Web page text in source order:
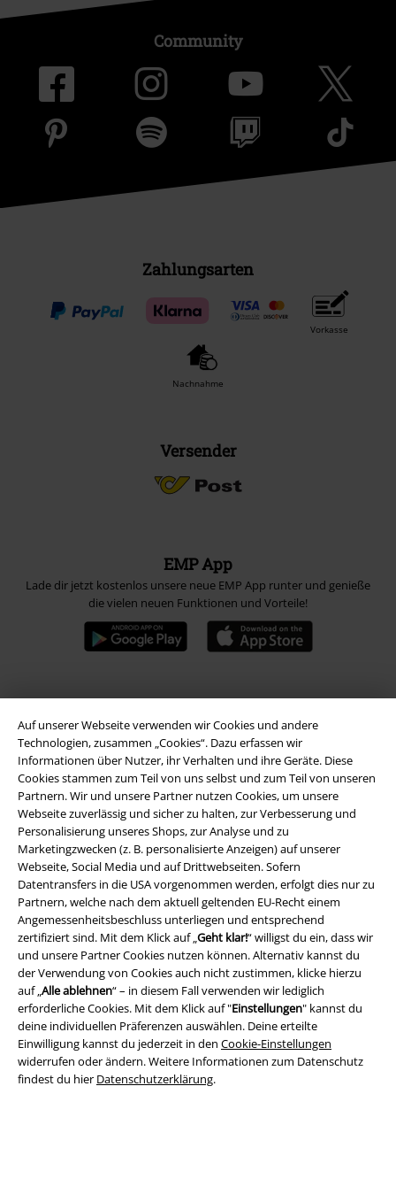
Auf unserer Webseite verwenden wir Cookies und andere
Technologien, zusammen „Cookies“. Dazu erfassen wir
Informationen über Nutzer, ihr Verhalten und ihre Geräte. Diese
Cookies stammen zum Teil von uns selbst und zum Teil von unseren
Partnern. Wir und unsere Partner nutzen Cookies, um unsere
Webseite zuverlässig und sicher zu halten, zur Verbesserung und
Personalisierung unseres Shops, zur Analyse und zu
Marketingzwecken (z. B. personalisierte Anzeigen) auf unserer
Webseite, Social Media und auf Drittwebseiten. Sofern
Datentransfers in die USA vorgenommen werden, erfolgt dies nur zu
Partnern, welche nach dem aktuell geltenden EU-Recht einem
Angemessenheitsbeschluss unterliegen und entsprechend
zertifiziert sind. Mit dem Klick auf „Geht klar!“ willigst du ein, dass wir
und unsere Partner Cookies nutzen können. Alternativ kannst du
der Verwendung von Cookies auch nicht zustimmen, klicke hierzu
auf „Alle ablehnen“ – in diesem Fall verwenden wir lediglich
erforderliche Cookies. Mit dem Klick auf "Einstellungen" kannst du
deine individuellen Präferenzen auswählen. Deine erteilte
Einwilligung kannst du jederzeit in den Cookie-Einstellungen
widerrufen oder ändern. Weitere Informationen zum Datenschutz
findest du hier Datenschutzerklärung.
Community
Zahlungsarten
Vorkasse
Nachnahme
Versender
EMP App
Lade dir jetzt kostenlos unsere neue EMP App runter und genieße
die vielen neuen Funktionen und Vorteile!
Rechtliches
AGB
Impressum
Datenschutz